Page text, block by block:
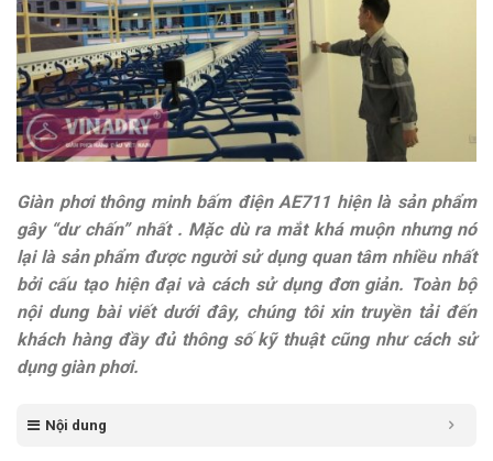
Giàn phơi thông minh bấm điện AE711 hiện là sản phẩm
gây “dư chấn” nhất . Mặc dù ra mắt khá muộn nhưng nó
lại là sản phẩm được người sử dụng quan tâm nhiều nhất
bởi cấu tạo hiện đại và cách sử dụng đơn giản. Toàn bộ
nội dung bài viết dưới đây, chúng tôi xin truyền tải đến
khách hàng đầy đủ thông số kỹ thuật cũng như cách sử
dụng giàn phơi.
Nội dung